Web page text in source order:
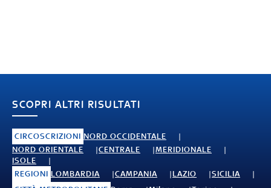
SCOPRI ALTRI RISULTATI
CIRCOSCRIZIONI NORD OCCIDENTALE
NORD ORIENTALE
CENTRALE
MERIDIONALE
ISOLE
REGIONI LOMBARDIA CAMPANIA LAZIO
SICILIA